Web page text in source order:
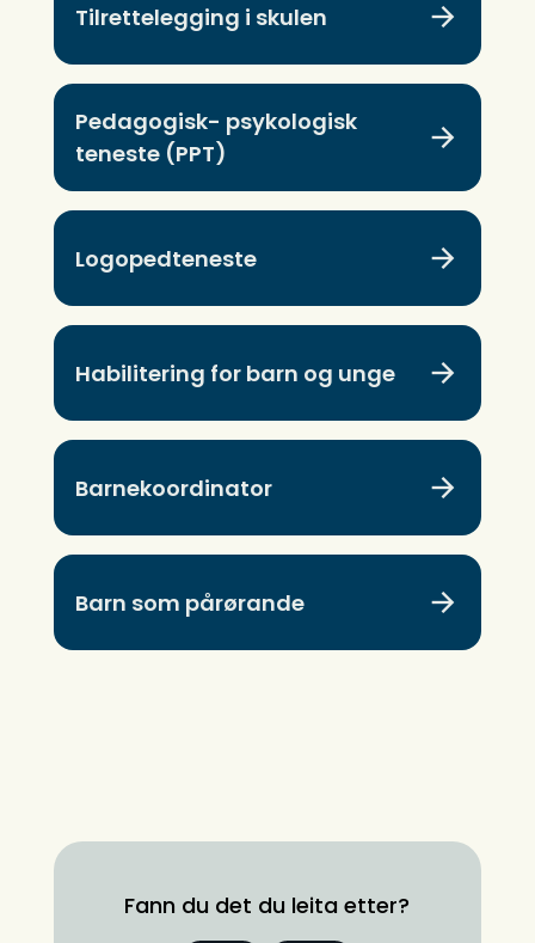
Tilrettelegging i skulen
Pedagogisk- psykologisk
teneste (PPT)
Logopedteneste
Habilitering for barn og unge
Barnekoordinator
Barn som pårørande
Fann du det du leita etter?